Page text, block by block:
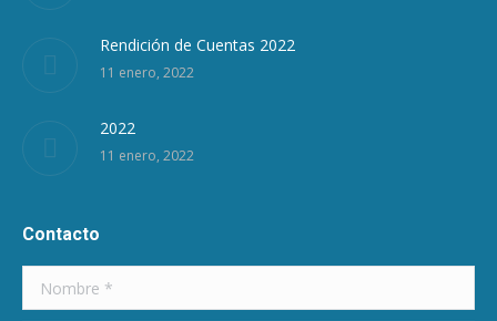
Rendición de Cuentas 2022
11 enero, 2022
2022
11 enero, 2022
Contacto
Nombre *